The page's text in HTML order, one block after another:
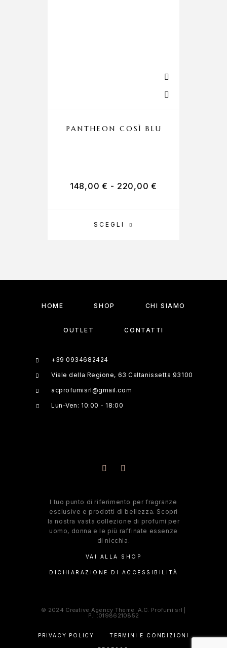
SCEGLI
PANTHEON COSÌ BLU
148,00€ - 220,00€
HOME SHOP CHI SIAMO
OUTLET CONTATTI
+39 0934682424
Viale della Regione, 63 Caltanissetta 93100
acprofumisrl@gmail.com
Lun-Ven: 10:00 - 18:00
l tuo punto di riferimento per fragranze
esclusive e prodotti di bellezza. Scopri
la nostra vasta collezione di profumi per
uomo, donna e le più raffinate essenze
di nicchia.
VAI ALLA SHOP
DICHIARAZIONE DI ACCESSIBILITÀ
© 2024 Creative Agency Theme. A.C. Profumi srl |
P.I.:01986210852
PRIVACY POLICY TERMINI E CONDIZIONI